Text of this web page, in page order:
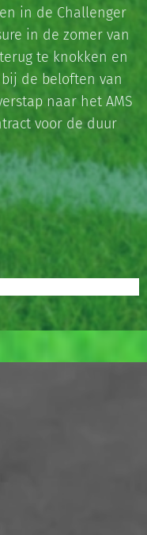
in de Challenger
in de zomer van
te knokken en
de beloften van
naar het AMS
voor de duur